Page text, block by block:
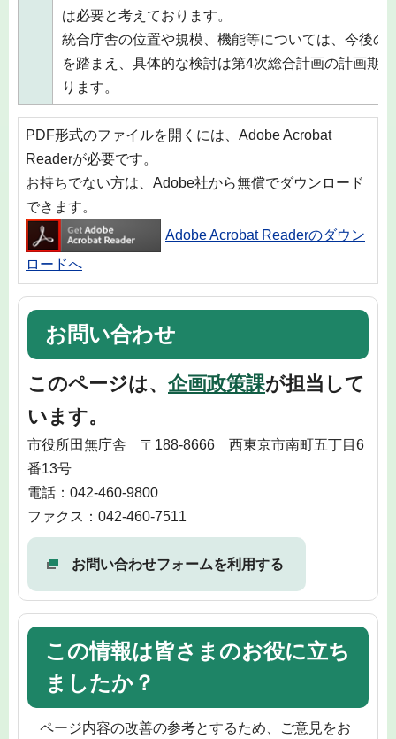
は必要と考えております。
統合庁舎の位置や規模、機能等については、今後の
を踏まえ、具体的な検討は第4次総合計画の計画期
ります。
PDF形式のファイルを開くには、Adobe Acrobat
Readerが必要です。
お持ちでない方は、Adobe社から無償でダウンロード
できます。
Adobe Acrobat Readerのダウン
ロードへ
お問い合わせ
このページは、 企画政策課が担当して
います。
市役所田無庁舎 〒188-8666 西東京市南町五丁目6
番13号
電話：042-460-9800
ファクス：042-460-7511
お問い合わせフォームを利用する
この情報は皆さまのお役に立ち
ましたか？
ページ内容の改善の参考とするため、ご意見をお